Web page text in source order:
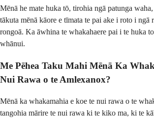
Mēnā he mate huka tō, tirohia ngā patunga
tākuta mēnā kāore e tīmata te pai ake i roto i ngā
rongoā. Ka āwhina te whakahaere pai i te huka
whānui.
Me Pēhea Taku Mahi Mēnā Ka
Nui Rawa o te Amlexanox?
Mēnā ka whakamahia e koe te nui rawa o te
tangohia mārire te nui rawa ki te kiko ma, ki te